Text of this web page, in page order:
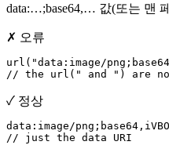
data:…;base64,… 값(또는 맨
✗ 오류
url("data:image/
// the url(" and ") are
✓ 정상
data:image/
// just the data URI